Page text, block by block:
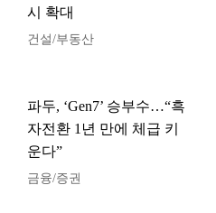
시 확대
건설/부동산
파두, ‘Gen7’ 승부수…“흑
자전환 1년 만에 체급 키
운다”
금융/증권